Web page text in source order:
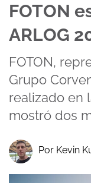
FOTON
ARLOG
FOTON,
Grupo
realizado en
mostró dos
Por Kevin